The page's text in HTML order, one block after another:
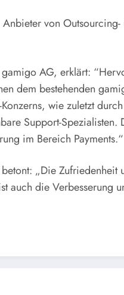
von
AG, erklärt:
dem bestehenden
wie zuletzt
Support-
im Bereich Payments.“
„Die
die Verbesserung